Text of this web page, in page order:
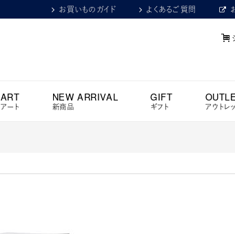
お買いものガイド よくあるご質問
ART
アート
NEW ARRIVAL
新商品
GIFT
ギフト アウトレ